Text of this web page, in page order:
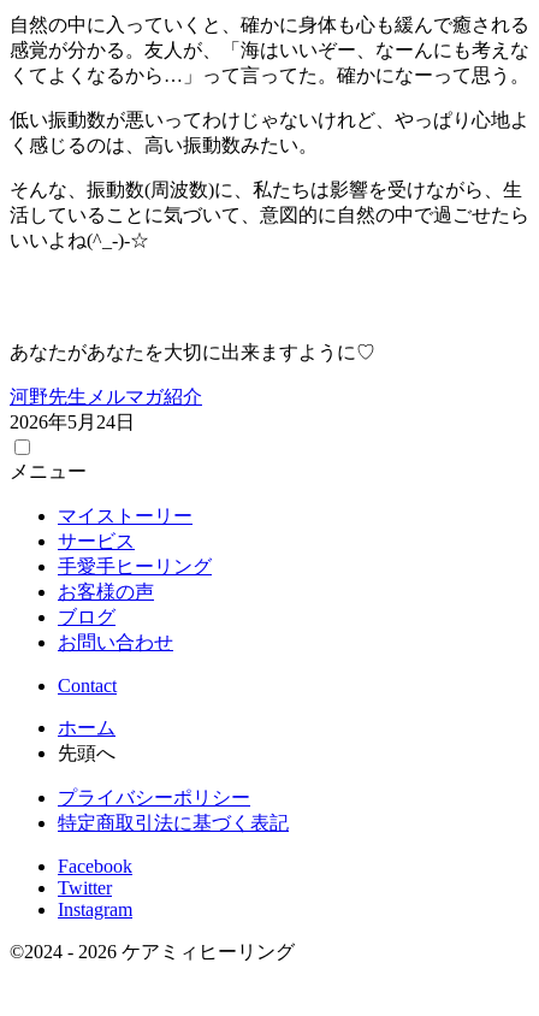
自然の中に入っていくと、確かに身体も心も緩んで癒される
感覚が分かる。友人が、「海はいいぞー、なーんにも考えな
くてよくなるから…」って言ってた。確かになーって思う。
低い振動数が悪いってわけじゃないけれど、やっぱり心地よ
く感じるのは、高い振動数みたい。
そんな、振動数(周波数)に、私たちは影響を受けながら、生
活していることに気づいて、意図的に自然の中で過ごせたら
いいよね(^_-)-☆
あなたがあなたを大切に出来ますように♡
河野先生メルマガ紹介
2026年5月24日
メニュー
マイストーリー
サービス
手愛手ヒーリング
お客様の声
ブログ
お問い合わせ
Contact
ホーム
先頭へ
プライバシーポリシー
特定商取引法に基づく表記
Facebook
Twitter
Instagram
©2024 - 2026 ケアミィヒーリング